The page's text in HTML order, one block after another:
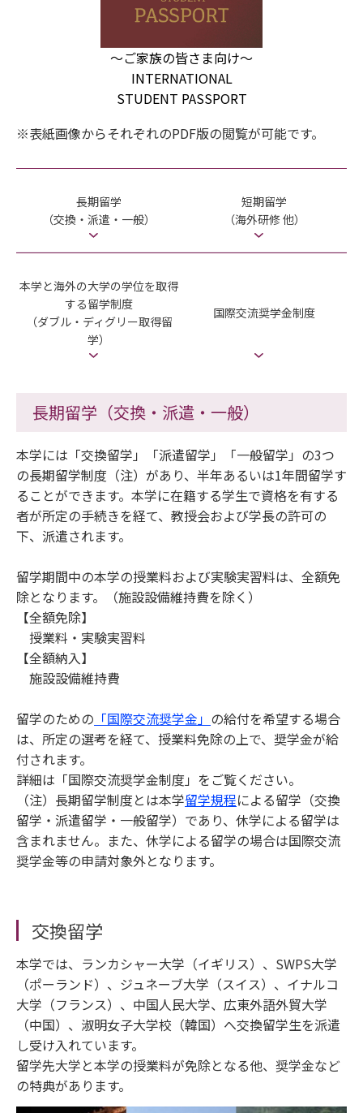
～ご家族の皆さま向け～
INTERNATIONAL
STUDENT PASSPORT
※表紙画像からそれぞれのPDF版の閲覧が可能です。
長期留学
（交換・派遣・一般）
短期留学
（海外研修 他）
本学と海外の大学の学位を取得
する留学制度
（ダブル・ディグリー取得留
学）
国際交流奨学金制度
長期留学（交換・派遣・一般）
本学には「交換留学」「派遣留学」「一般留学」の3つ
の長期留学制度（注）があり、半年あるいは1年間留学す
ることができます。本学に在籍する学生で資格を有する
者が所定の手続きを経て、教授会および学長の許可の
下、派遣されます。
留学期間中の本学の授業料および実験実習料は、全額免
除となります。（施設設備維持費を除く）
【全額免除】
授業料・実験実習料
【全額納入】
施設設備維持費
留学のための 「国際交流奨学金」 の給付を希望する場合
は、所定の選考を経て、授業料免除の上で、奨学金が給
付されます。
詳細は「国際交流奨学金制度」をご覧ください。
（注）長期留学制度とは本学留学規程による留学（交換
留学・派遣留学・一般留学）であり、休学による留学は
含まれません。また、休学による留学の場合は国際交流
奨学金等の申請対象外となります。
交換留学
本学では、ランカシャー大学（イギリス）、SWPS大学
（ポーランド）、ジュネーブ大学（スイス）、イナルコ
大学（フランス）、中国人民大学、広東外語外貿大学
（中国）、淑明女子大学校（韓国）へ交換留学生を派遣
し受け入れています。
留学先大学と本学の授業料が免除となる他、奨学金など
の特典があります。